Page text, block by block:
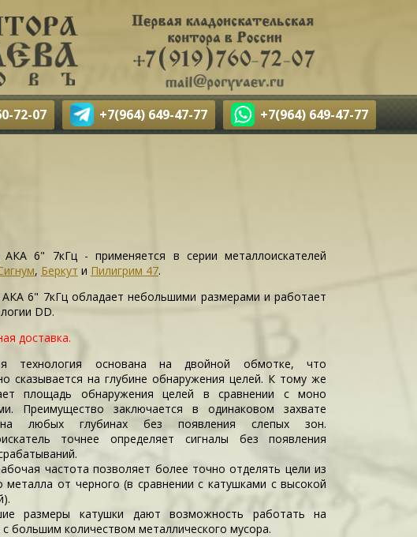
72-07 +7(964) 649-47-77 +7(964) 649-47-77
АКА 6" 7кГц - применяется в серии металлоискателей
, Беркут и Пилигрим 47.
АКА 6" 7кГц обладает небольшими размерами и работает
DD.
доставка.
технология основана на двойной обмотке, что
сказывается на глубине обнаружения целей. К тому же
площадь обнаружения целей в сравнении с моно
Преимущество заключается в одинаковом захвате
любых глубинах без появления слепых зон.
точнее определяет сигналы без появления
частота позволяет более точно отделять цели из
металла от черного (в сравнении с катушками с высокой
размеры катушки дают возможность работать на
с большим количеством металлического мусора.